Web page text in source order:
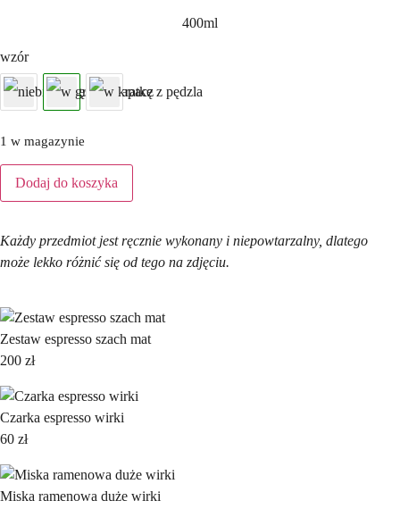
400ml
wzór
1 w magazynie
Dodaj do koszyka
Każdy przedmiot jest ręcznie wykonany i niepowtarzalny, dlatego
może lekko różnić się od tego na zdjęciu.
Zestaw espresso szach mat
200 zł
Czarka espresso wirki
60 zł
Miska ramenowa duże wirki